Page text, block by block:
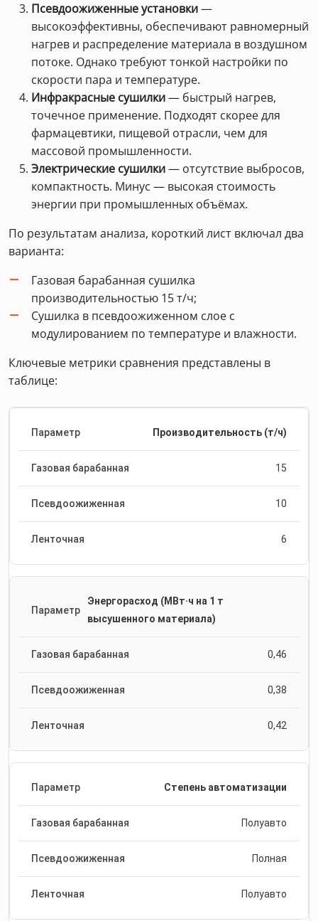
Псевдоожиженные установки—
высокоэффективны, обеспечивают равномерный
нагрев и распределение материала в воздушном
потоке. Однако требуют тонкой настройки по
скорости пара и температуре.
Инфракрасные сушилки— быстрый нагрев,
точечное применение. Подходят скорее для
фармацевтики, пищевой отрасли, чем для
массовой промышленности.
Электрические сушилки— отсутствие выбросов,
компактность. Минус — высокая стоимость
энергии при промышленных объёмах.
По результатам анализа, короткий лист включал два
варианта:
Газовая барабанная сушилка
производительностью 15 т/ч;
Сушилка в псевдоожиженном слое с
модулированием по температуре и влажности.
Ключевые метрики сравнения представлены в
таблице:
Производительность (т/ч)
15
10
6
Энергорасход (МВт·ч на 1 т
высушенного материала)
0,46
0,38
0,42
Степень автоматизации
Полуавто
Полная
Полуавто